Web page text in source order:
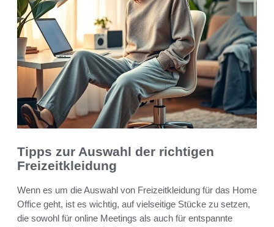
Tipps zur Auswahl der richtigen
Freizeitkleidung
Wenn es um die Auswahl von Freizeitkleidung für das Home
Office geht, ist es wichtig, auf vielseitige Stücke zu setzen,
die sowohl für online Meetings als auch für entspannte